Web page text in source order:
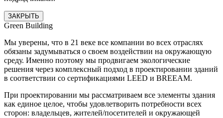
ЗАКРЫТЬ
Green Building
Мы уверены, что в 21 веке все компании во всех отраслях
обязаны задумываться о своем воздействии на окружающую
среду. Именно поэтому мы продвигаем экологические
решения через комплексный подход в проектировании зданий
в соответствии со сертификациями LEED и BREEAM.
При проектировании мы рассматриваем все элементы здания
как единое целое, чтобы удовлетворить потребности всех
сторон: владельцев, жителей/посетителей и окружающей